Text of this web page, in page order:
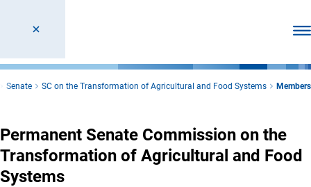
Senate SC on the Transformation of Agricultural and Food Systems Members
Permanent Senate Commission on the
Transformation of Agricultural and Food
Systems